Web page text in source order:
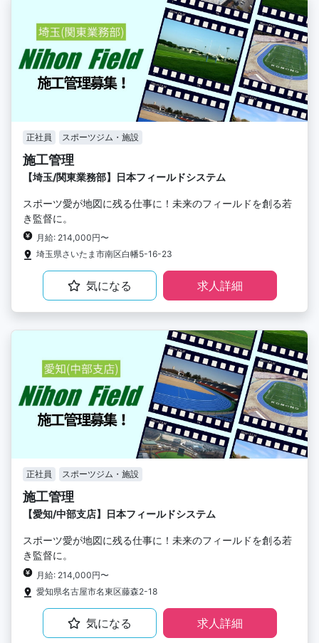
正社員 スポーツジム・施設
施工管理
【埼玉/関東業務部】日本フィールドシステム
スポーツ愛が地図に残る仕事に！未来のフィールドを創る若
き監督に。
月給: 214,000円〜
埼玉県さいたま市南区白幡5-16-23
気になる 求人詳細
正社員 スポーツジム・施設
施工管理
【愛知/中部支店】日本フィールドシステム
スポーツ愛が地図に残る仕事に！未来のフィールドを創る若
き監督に。
月給: 214,000円〜
愛知県名古屋市名東区藤森2-18
気になる 求人詳細